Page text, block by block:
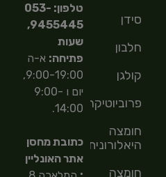
סידן
חלבון
קולגן
פרוביוטיקה
חומצה
היאלורונית
חומצה
טלפון: 053-
9455445,
שעות
פתיחה: א-ה
9:00-19:00,
יום ו 9:00-
14:00.
כתובת מחסן
אתר האונליין